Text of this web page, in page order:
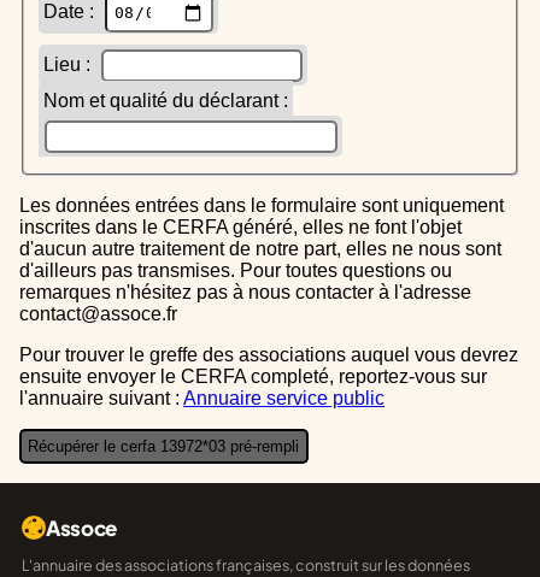
Date :
Lieu :
Nom et qualité du déclarant :
Les données entrées dans le formulaire sont uniquement
inscrites dans le CERFA généré, elles ne font l'objet
d'aucun autre traitement de notre part, elles ne nous sont
d'ailleurs pas transmises. Pour toutes questions ou
remarques n'hésitez pas à nous contacter à l'adresse
contact@assoce.fr
Pour trouver le greffe des associations auquel vous devrez
ensuite envoyer le CERFA completé, reportez-vous sur
l'annuaire suivant : Annuaire service public
Récupérer le cerfa 13972*03 pré-rempli
Assoce
L'annuaire des associations françaises, construit sur les données